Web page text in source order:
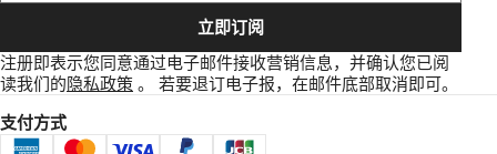
立即订阅
注册即表示您同意通过电子邮件接收营销信息，并确认您已阅
读我们的 隐私政策 。 若要退订电子报，在邮件底部取消即可。
支付方式